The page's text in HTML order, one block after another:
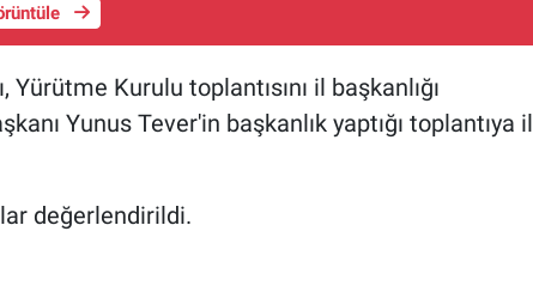
Yürütme Kurulu toplantısını il başkanlığı
Yunus Tever'in başkanlık yaptığı toplantıya il
değerlendirildi.